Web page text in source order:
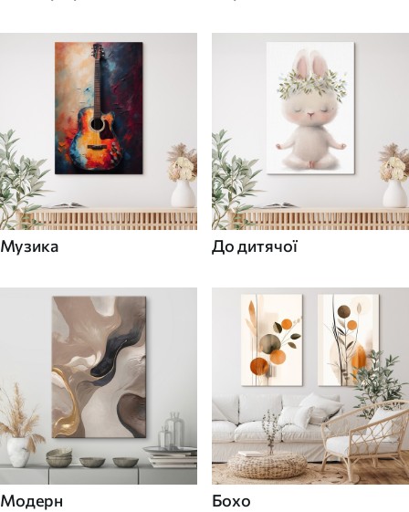
Музика До дитячої
Модерн Бохо